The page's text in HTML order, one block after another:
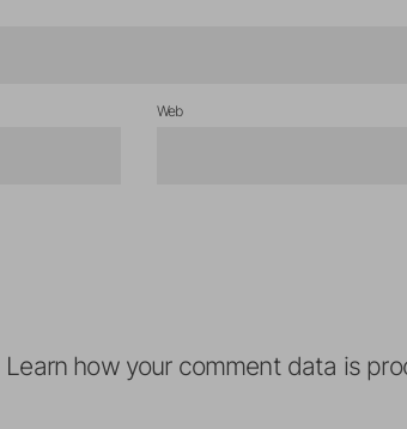
Web
Learn how your comment data is